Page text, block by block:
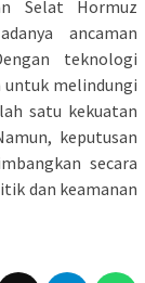
Selat Hormuz
ancaman
teknologi
untuk melindungi
satu kekuatan
keputusan
secara
dan keamanan